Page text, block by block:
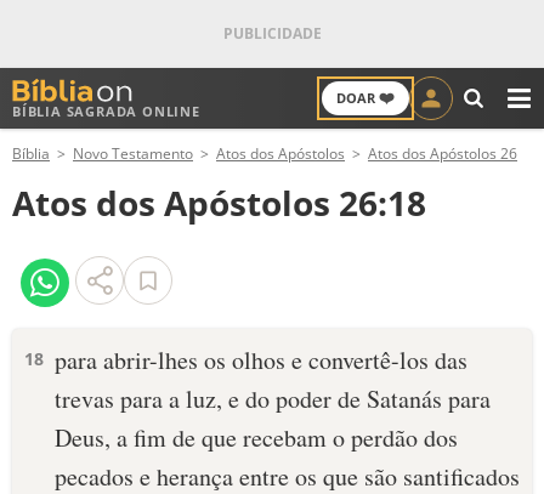
BÍBLIA SAGRADA ONLINE
DOAR ❤️
ANTIGO TESTAMENTO
NOVO TESTAMENTO
VERSÍCULOS
PALAVRA DO DIA
SALMO DO DIA
Bíblia Novo Testamento Atos dos Apóstolos Atos dos Apóstolos 26
Atos dos Apóstolos 26:18
18 para abrir-lhes os olhos e convertê-los das
trevas para a luz, e do poder de Satanás para
Deus, a fim de que recebam o perdão dos
pecados e herança entre os que são santificados